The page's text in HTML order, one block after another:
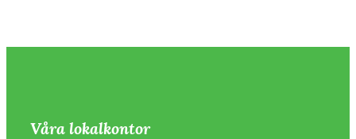
Våra lokalkontor